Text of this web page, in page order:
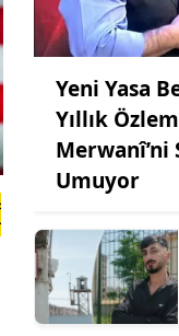
Yeni Yasa
Yıllık
Merwanî’ni
Umuyor